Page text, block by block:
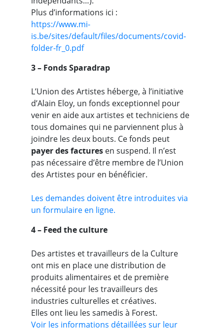
Plus d’informations ici :
https://www.mi-
is.be/sites/default/files/documents/covid-
folder-fr_0.pdf
3 – Fonds Sparadrap
L’Union des Artistes héberge, à l’initiative
d’Alain Eloy, un fonds exceptionnel pour
venir en aide aux artistes et techniciens de
tous domaines qui ne parviennent plus à
joindre les deux bouts. Ce fonds peut
payer des facturesen suspend. Il n’est
pas nécessaire d’être membre de l’Union
des Artistes pour en bénéficier.
Les demandes doivent être introduites via
un formulaire en ligne.
4 – Feed the culture
Des artistes et travailleurs de la Culture
ont mis en place une distribution de
produits alimentaires et de première
nécessité pour les travailleurs des
industries culturelles et créatives.
Elles ont lieu les samedis à Forest.
Voir les informations détaillées sur leur